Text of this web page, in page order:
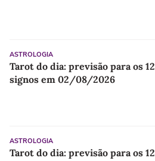
ASTROLOGIA
Tarot do dia: previsão para os 12
signos em 02/08/2026
ASTROLOGIA
Tarot do dia: previsão para os 12